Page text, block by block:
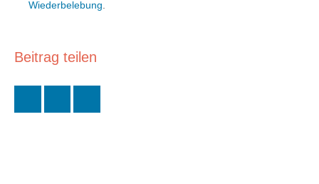
Wiederbelebung
Beitrag teilen